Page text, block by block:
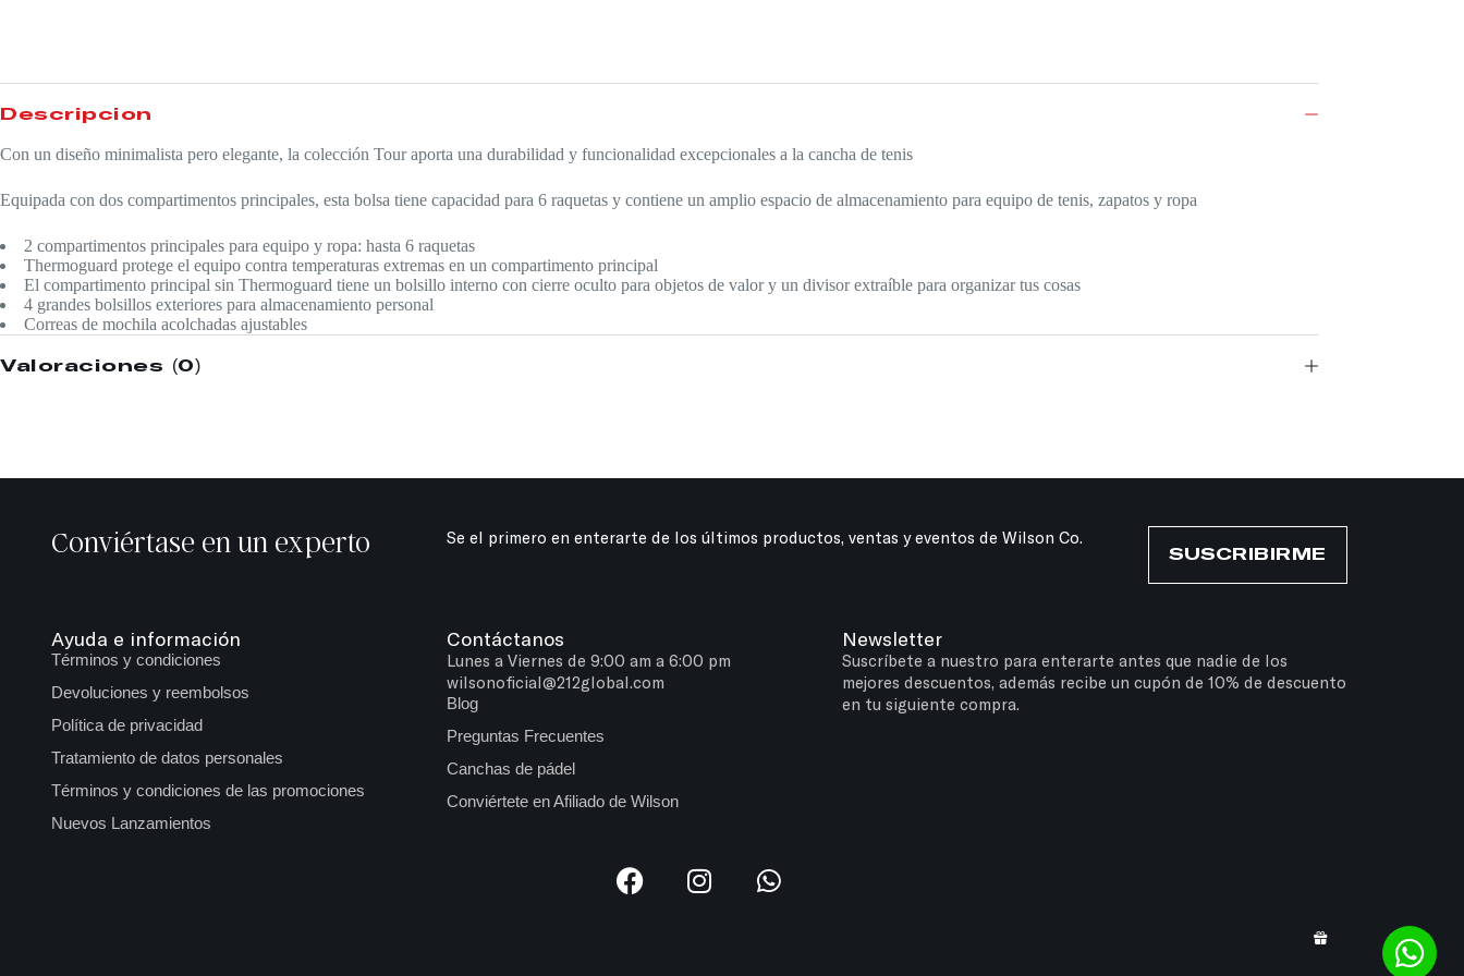
Descripción
Con un diseño minimalista pero elegante, la colección Tour aporta una durabilidad y funcionalidad excepcionales a la cancha de tenis
Equipada con dos compartimentos principales, esta bolsa tiene capacidad para 6 raquetas y contiene un amplio espacio de almacenamiento para equipo de tenis, zapatos y ropa
2 compartimentos principales para equipo y ropa: hasta 6 raquetas
Thermoguard protege el equipo contra temperaturas extremas en un compartimento principal
El compartimento principal sin Thermoguard tiene un bolsillo interno con cierre oculto para objetos de valor y un divisor extraíble para organizar tus cosas
4 grandes bolsillos exteriores para almacenamiento personal
Correas de mochila acolchadas ajustables
Valoraciones (0)
Conviértase en un experto Se el primero en enterarte de los últimos productos, ventas y eventos de Wilson Co.
SUSCRIBIRME
Ayuda e información
Términos y condiciones
Devoluciones y reembolsos
Política de privacidad
Tratamiento de datos personales
Términos y condiciones de las promociones
Nuevos Lanzamientos
Contáctanos
Lunes a Viernes de 9:00 am a 6:00 pm
wilsonoficial@212global.com
Blog
Preguntas Frecuentes
Canchas de pádel
Conviértete en Afiliado de Wilson
Newsletter
Suscríbete a nuestro para enterarte antes que nadie de los
mejores descuentos, además recibe un cupón de 10% de descuento
en tu siguiente compra.